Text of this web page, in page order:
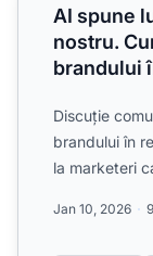
AI spune
nostru.
brandului
Discuție
brandului în
la marketeri
Jan 10, 2026